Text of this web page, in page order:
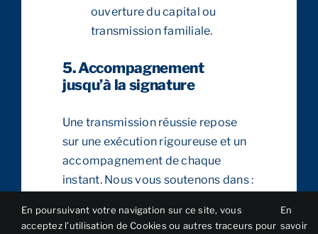
ouverture du capital ou
transmission familiale.
5. Accompagnement
jusqu’à la signature
Une transmission réussie repose
sur une exécution rigoureuse et un
accompagnement de chaque
instant. Nous vous soutenons dans :
Lepilotage du calendrier
En poursuivant votre navigation sur ce site, vous
acceptez l’utilisation de Cookies ou autres traceurs pour
En
savoir